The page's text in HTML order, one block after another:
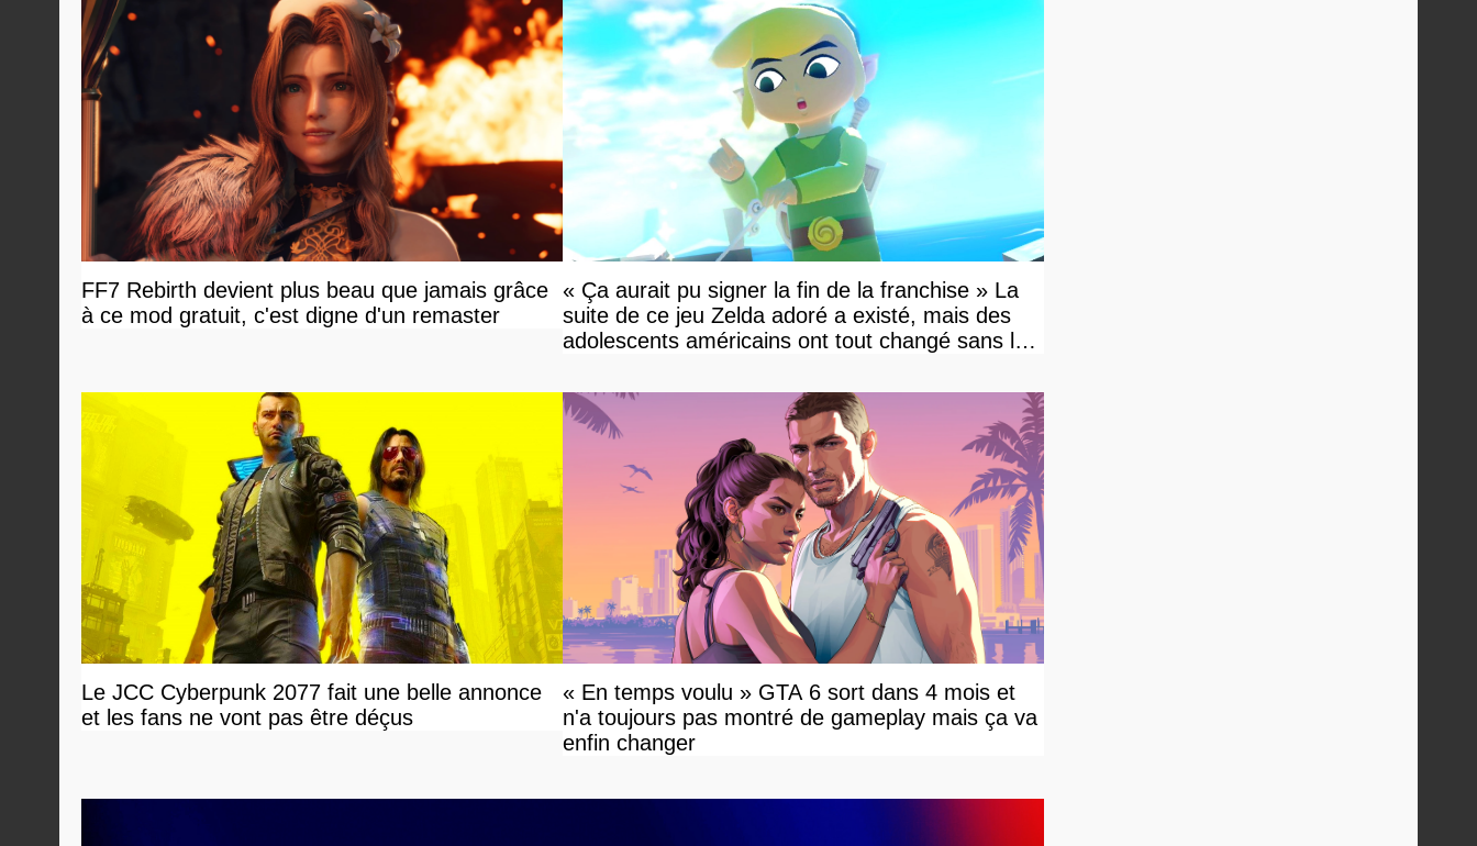
FF7 Rebirth devient plus beau que jamais grâce
à ce mod gratuit, c'est digne d'un remaster
« Ça aurait pu signer la fin de la franchise » La
suite de ce jeu Zelda adoré a existé, mais des
adolescents américains ont tout changé sans le
Le JCC Cyberpunk 2077 fait une belle annonce
et les fans ne vont pas être déçus
« En temps voulu » GTA 6 sort dans 4 mois et
n'a toujours pas montré de gameplay mais ça va
enfin changer